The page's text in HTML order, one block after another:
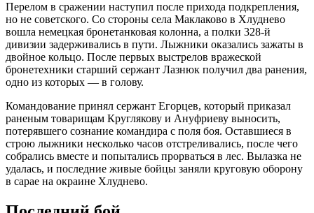
Перелом в сражении наступил после прихода подкрепления,
но не советского. Со стороны села Маклаково в Хлуднево
вошла немецкая бронетанковая колонна, а полки 328-й
дивизии задерживались в пути. Лыжники оказались зажаты в
двойное кольцо. После первых выстрелов вражеской
бронетехники старший сержант Лазнюк получил два ранения,
одно из которых — в голову.
Командование принял сержант Егорцев, который приказал
раненым товарищам Круглякову и Ануфриеву выносить,
потерявшего сознание командира с поля боя. Оставшиеся в
строю лыжники несколько часов отстреливались, после чего
собрались вместе и попытались прорваться в лес. Вылазка не
удалась, и последние живые бойцы заняли круговую оборону
в сарае на окраине Хлуднево.